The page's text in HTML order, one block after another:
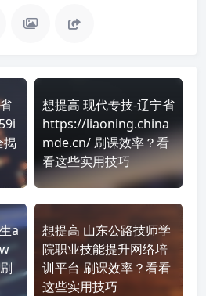
想提高 现代专技-辽宁省
https://liaoning.china
mde.cn/ 刷课效率？看
看这些实用技巧
a
想提高 山东公路技师学
院职业技能提升网络培
训平台 刷课效率？看看
这些实用技巧